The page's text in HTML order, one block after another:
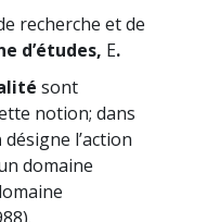
recherche et de
d’études, E.
sont
notion; dans
désigne l’action
domaine